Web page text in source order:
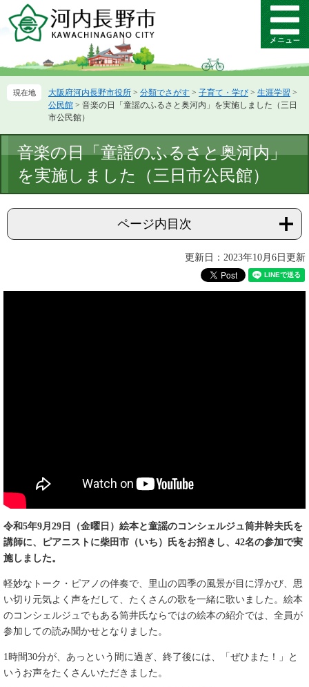
ー
先
ニ
を
本
文
メ
ニ
ー
大阪府河内長野市役所 > 分類でさがす > 子育て・学び > 生涯学習 >
公民館 > 音楽の日「童謡のふるさと奥河内」を実施しました（三日
市公民館）
文
音楽の日「童謡のふるさと奥河内」
を実施しました（三日市公民館）
ページ内目次
更新日：2023年10月6日更新
令和5年9月29日（金曜日）絵本と童謡のコンシェルジュ筒井幹夫氏を
講師に、ピアニストに柴田市（いち）氏をお招きし、42名の参加で実
施しました。
軽妙なトーク・ピアノの伴奏で、里山の四季の風景が目に浮かび、思
い切り元気よく声をだして、たくさんの歌を一緒に歌いました。絵本
のコンシェルジュでもある筒井氏ならではの絵本の紹介では、全員が
参加しての読み聞かせとなりました。
1時間30分が、あっという間に過ぎ、終了後には、「ぜひまた！」と
いうお声をたくさんいただきました。